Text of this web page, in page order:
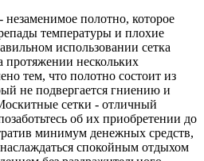
незаменимое полотно, которое
температуры и плохие
использовании сетка
протяжении нескольких
тем, что полотно состоит из
не подвергается гниению и
сетки - отличный
об их приобретении до
минимум денежных средств,
спокойным отдыхом